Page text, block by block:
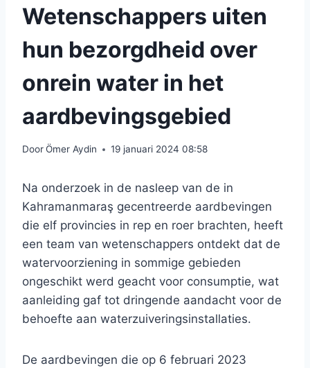
Wetenschappers uiten
hun bezorgdheid over
onrein water in het
aardbevingsgebied
DoorÖmer Aydin 19 januari 2024 08:58
Na onderzoek in de nasleep van de in
Kahramanmaraş gecentreerde aardbevingen
die elf provincies in rep en roer brachten, heeft
een team van wetenschappers ontdekt dat de
watervoorziening in sommige gebieden
ongeschikt werd geacht voor consumptie, wat
aanleiding gaf tot dringende aandacht voor de
behoefte aan waterzuiveringsinstallaties.
De aardbevingen die op 6 februari 2023